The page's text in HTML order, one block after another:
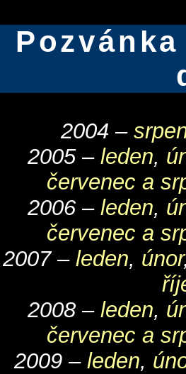
2004 –
2005 – leden,
červenec a
2006 – leden,
červenec a
2007 – leden, únor
2008 – leden,
červenec a
2009 – leden,